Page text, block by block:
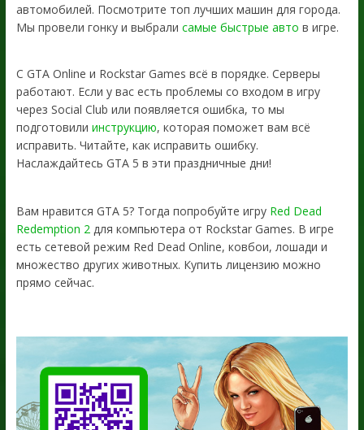
автомобилей. Посмотрите топ лучших машин для города.
Мы провели гонку и выбрали самые быстрые авто в игре.
С GTA Online и Rockstar Games всё в порядке. Серверы
работают. Если у вас есть проблемы со входом в игру
через Social Club или появляется ошибка, то мы
подготовили инструкцию, которая поможет вам всё
исправить. Читайте, как исправить ошибку.
Наслаждайтесь GTA 5 в эти праздничные дни!
Вам нравится GTA 5? Тогда попробуйте игру Red Dead
Redemption 2 для компьютера от Rockstar Games. В игре
есть сетевой режим Red Dead Online, ковбои, лошади и
множество других животных. Купить лицензию можно
прямо сейчас.